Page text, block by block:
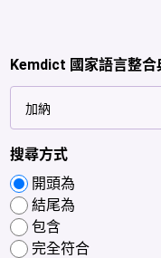
Kemdict 國家語言整合
搜尋方式
開頭為
結尾為
包含
完全符合